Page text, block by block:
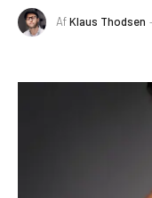
AfKlaus Thodsen